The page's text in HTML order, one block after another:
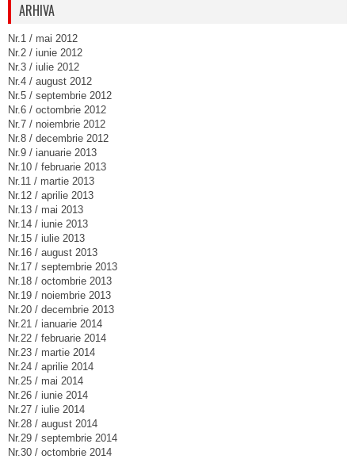
ARHIVA
Nr.1 / mai 2012
Nr.2 / iunie 2012
Nr.3 / iulie 2012
Nr.4 / august 2012
Nr.5 / septembrie 2012
Nr.6 / octombrie 2012
Nr.7 / noiembrie 2012
Nr.8 / decembrie 2012
Nr.9 / ianuarie 2013
Nr.10 / februarie 2013
Nr.11 / martie 2013
Nr.12 / aprilie 2013
Nr.13 / mai 2013
Nr.14 / iunie 2013
Nr.15 / iulie 2013
Nr.16 / august 2013
Nr.17 / septembrie 2013
Nr.18 / octombrie 2013
Nr.19 / noiembrie 2013
Nr.20 / decembrie 2013
Nr.21 / ianuarie 2014
Nr.22 / februarie 2014
Nr.23 / martie 2014
Nr.24 / aprilie 2014
Nr.25 / mai 2014
Nr.26 / iunie 2014
Nr.27 / iulie 2014
Nr.28 / august 2014
Nr.29 / septembrie 2014
Nr.30 / octombrie 2014